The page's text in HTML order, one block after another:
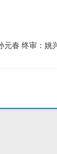
元春 终审：姚